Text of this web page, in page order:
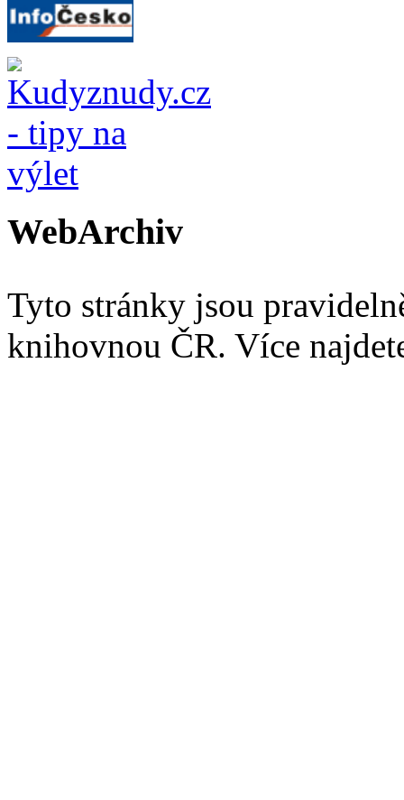
WebArchiv
Tyto stránky jsou
knihovnou ČR. Více